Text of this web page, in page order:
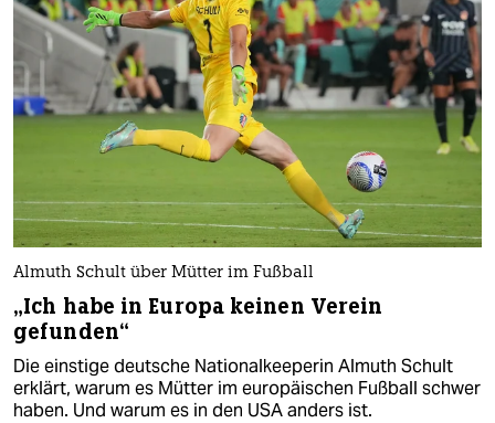
Almuth Schult über Mütter im Fußball
„Ich habe in Europa keinen Verein
gefunden“
Die einstige deutsche Nationalkeeperin Almuth Schult
erklärt, warum es Mütter im europäischen Fußball schwer
haben. Und warum es in den USA anders ist.